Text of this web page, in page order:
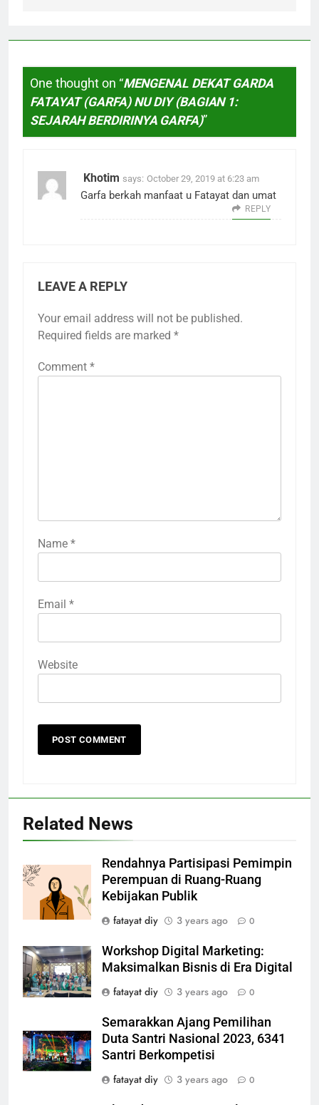
One thought on “MENGENAL DEKAT GARDA
FATAYAT (GARFA) NU DIY (BAGIAN 1:
SEJARAH BERDIRINYA GARFA)”
Khotim says: October 29, 2019 at 6:23 am
Garfa berkah manfaat u Fatayat dan umat
REPLY
LEAVE A REPLY
Your email address will not be published.
Required fields are marked *
Comment *
Name *
Email *
Website
Related News
Rendahnya Partisipasi Pemimpin
Perempuan di Ruang-Ruang
Kebijakan Publik
fatayat diy
3 years ago 0
Workshop Digital Marketing:
Maksimalkan Bisnis di Era Digital
fatayat diy
3 years ago 0
Semarakkan Ajang Pemilihan
Duta Santri Nasional 2023, 6341
Santri Berkompetisi
fatayat diy
3 years ago 0